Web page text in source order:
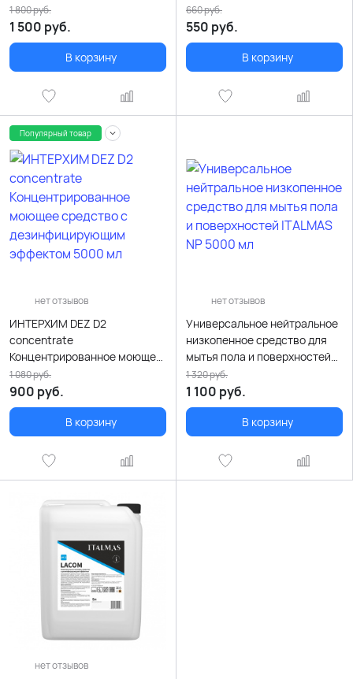
любыми моющимися
поверхностями 5000 мл
1 500 руб.
1 800руб.
В корзину
очистки с активным хлором
5000 мл
550 руб.
660руб.
В корзину
Популярный товар
нет отзывов
ИНТЕРХИМ DEZ D2
concentrate
Концентрированное моющее
средство с
дезинфицирующим
эффектом 5000 мл
900 руб.
1 080руб.
В корзину
нет отзывов
Универсальное нейтральное
низкопенное средство для
мытья пола и поверхностей
ITALMAS NP 5000 мл
1 100 руб.
1 320руб.
В корзину
нет отзывов